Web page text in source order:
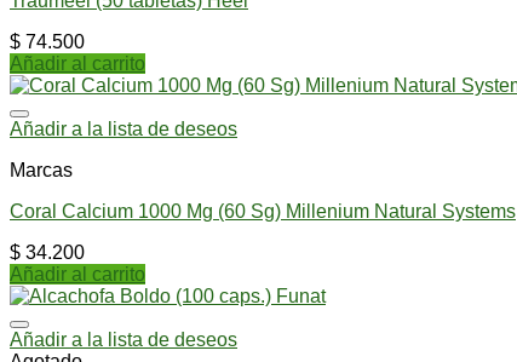
$ 74.500
Añadir al carrito
Añadir a la lista de deseos
Marcas
Coral Calcium 1000 Mg (60 Sg) Millenium Natural Systems
$ 34.200
Añadir al carrito
Añadir a la lista de deseos